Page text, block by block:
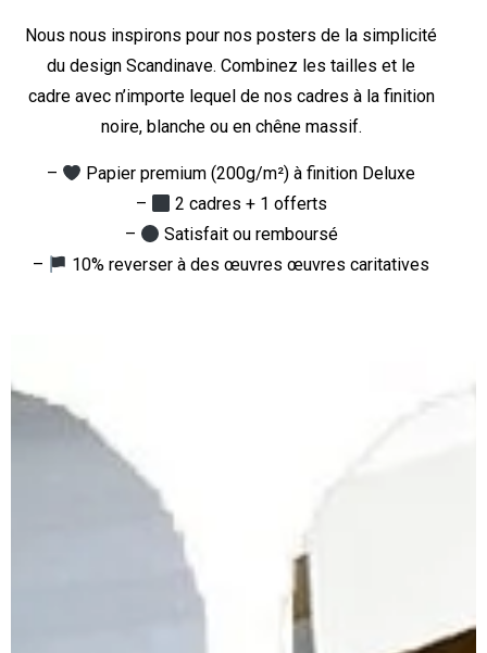
Nous nous inspirons pour nos posters de la simplicité
du design Scandinave. Combinez les tailles et le
cadre avec n’importe lequel de nos cadres à la finition
noire, blanche ou en chêne massif.
–
Papier premium (200g/m²) à finition Deluxe
–
2 cadres + 1 offerts
–
Satisfait ou remboursé
–
10% reverser à des œuvres œuvres caritatives